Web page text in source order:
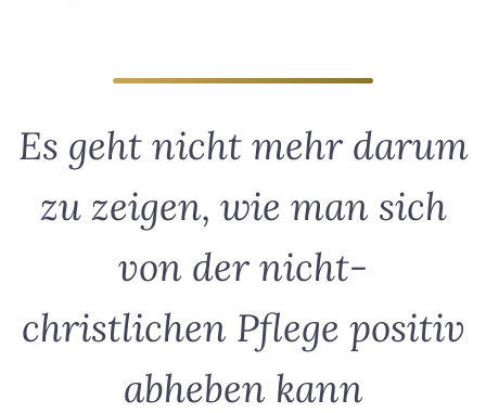
Es geht nicht mehr darum
zu zeigen, wie man sich
von der nicht-
christlichen Pflege positiv
abheben kann